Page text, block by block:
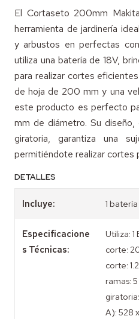
El Cortaseto 200mm
herramienta de jardinería
y arbustos en perfectas
utiliza una batería de 18V,
para realizar cortes
de hoja de 200 mm y una
este producto es perfecto
mm de diámetro. Su diseño,
giratoria, garantiza una
permitiéndote realizar cortes
DETALLES
Incluye: 1
Especificacione
s Técnicas:
Utiliza:
corte:
corte:
ramas:
A): 528